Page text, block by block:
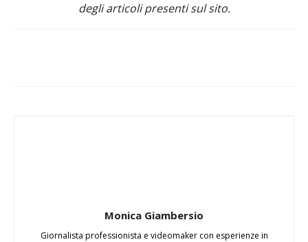
degli articoli presenti sul sito.
Monica Giambersio
Giornalista professionista e videomaker con esperienze in